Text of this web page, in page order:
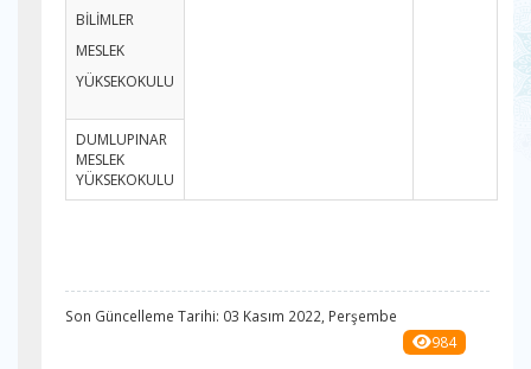
BİLİMLER
MESLEK
YÜKSEKOKULU
DUMLUPINAR
MESLEK
YÜKSEKOKULU
Son Güncelleme Tarihi: 03 Kasım 2022, Perşembe
984